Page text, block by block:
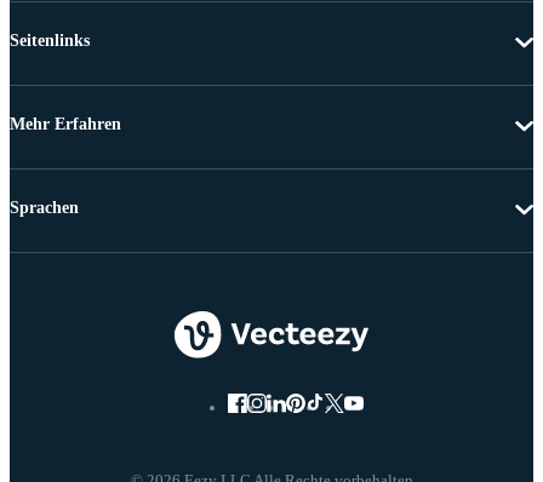
Seitenlinks
Mehr Erfahren
Sprachen